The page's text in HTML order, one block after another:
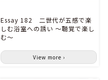
Essay 182 二世代が五感で楽
しむ浴室への誘い ～聴覚で楽し
む～
View more ›